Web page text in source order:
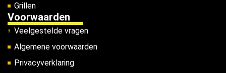
Grillen
Voorwaarden
Veelgestelde vragen
Algemene voorwaarden
Privacyverklaring